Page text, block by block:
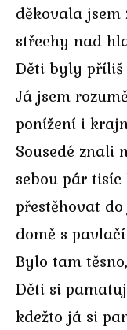
děkovala jsem
střechy nad
Děti byly příliš
Já jsem
ponížení i
Sousedé znali
sebou pár
přestěhovat
domě s
Bylo tam
Děti si
kdežto já si